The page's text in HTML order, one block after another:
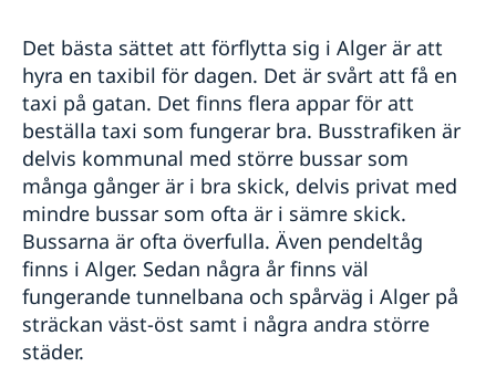
Det bästa sättet att förflytta sig i Alger är att
hyra en taxibil för dagen. Det är svårt att få en
taxi på gatan. Det finns flera appar för att
beställa taxi som fungerar bra. Busstrafiken är
delvis kommunal med större bussar som
många gånger är i bra skick, delvis privat med
mindre bussar som ofta är i sämre skick.
Bussarna är ofta överfulla. Även pendeltåg
finns i Alger. Sedan några år finns väl
fungerande tunnelbana och spårväg i Alger på
sträckan väst-öst samt i några andra större
städer.